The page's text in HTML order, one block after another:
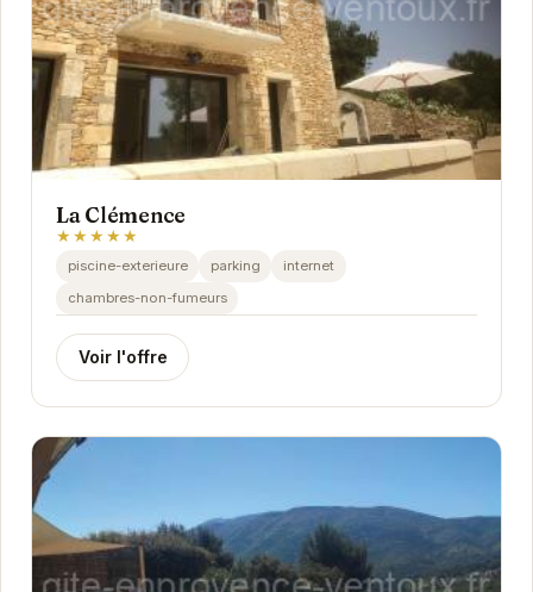
La Clémence
★★★★★
piscine-exterieure parking
internet
chambres-non-fumeurs
Voir l'offre